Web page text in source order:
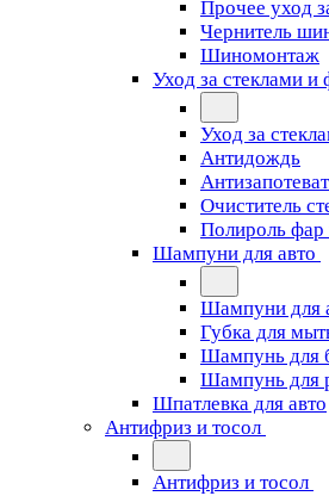
Прочее уход
Чернитель
Шиномонтаж
Уход за стеклами и
Уход за
Антидождь
Очиститель
Полироль фар
Шампуни для авто
Шампуни для
Губка для
Шампунь для
Шампунь для
Шпатлевка для авто
Антифриз и тосол
Антифриз и тосол